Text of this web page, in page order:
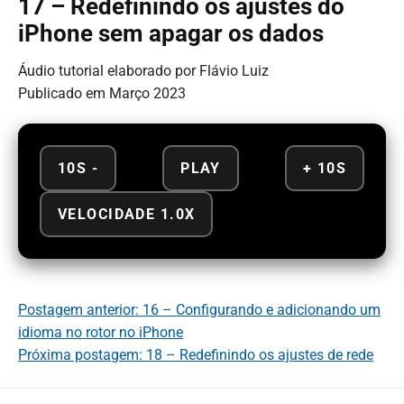
17 – Redefinindo os ajustes do
iPhone sem apagar os dados
Áudio tutorial elaborado por Flávio Luiz
Publicado em Março 2023
10S - PLAY + 10S
VELOCIDADE 1.0X
Postagem anterior: 16 – Configurando e adicionando um
idioma no rotor no iPhone
Próxima postagem: 18 – Redefinindo os ajustes de rede